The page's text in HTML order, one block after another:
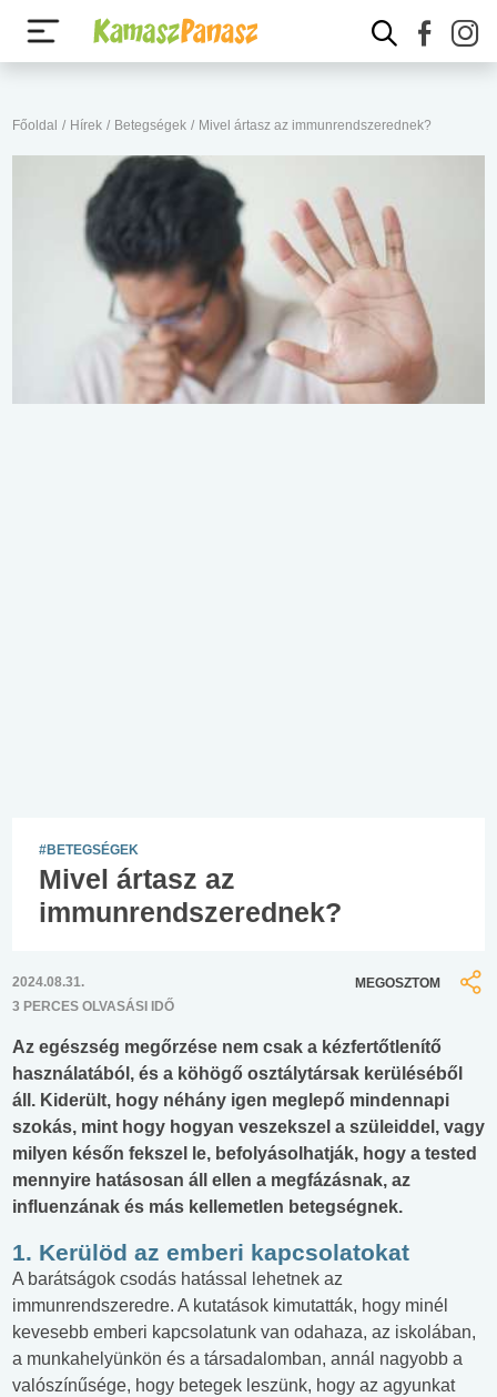
Főoldal / Hírek / Betegségek / Mivel ártasz az immunrendszerednek?
#BETEGSÉGEK
Mivel ártasz az
immunrendszerednek?
2024.08.31.
3 PERCES OLVASÁSI IDŐ
MEGOSZTOM
Az egészség megőrzése nem csak a kézfertőtlenítő
használatából, és a köhögő osztálytársak kerüléséből
áll. Kiderült, hogy néhány igen meglepő mindennapi
szokás, mint hogy hogyan veszekszel a szüleiddel, vagy
milyen későn fekszel le, befolyásolhatják, hogy a tested
mennyire hatásosan áll ellen a megfázásnak, az
influenzának és más kellemetlen betegségnek.
1. Kerülöd az emberi kapcsolatokat
A barátságok csodás hatással lehetnek az
immunrendszeredre. A kutatások kimutatták, hogy minél
kevesebb emberi kapcsolatunk van odahaza, az iskolában,
a munkahelyünkön és a társadalomban, annál nagyobb a
valószínűsége, hogy betegek leszünk, hogy az agyunkat